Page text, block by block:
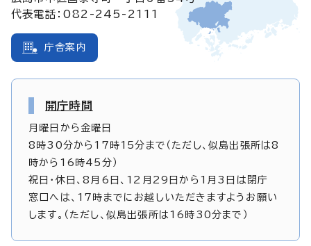
代表電話：082-245-2111
庁舎案内
開庁時間
月曜日から金曜日
8時30分から17時15分まで（ただし、似島出張所は8
時から16時45分）
祝日・休日、8月6日、12月29日から1月3日は閉庁
窓口へは、17時までにお越しいただきますようお願い
します。（ただし、似島出張所は16時30分まで）